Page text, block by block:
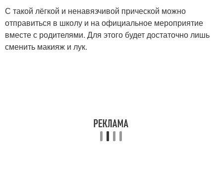
С такой лёгкой и ненавязчивой прической можно
отправиться в школу и на официальное мероприятие
вместе с родителями. Для этого будет достаточно лишь
сменить макияж и лук.